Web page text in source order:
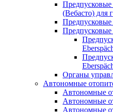
Предпусковые
(Вебасто) для
Предпусковые
Предпусковые
Органы
Автономные
Автономные
Автономные
Автономные